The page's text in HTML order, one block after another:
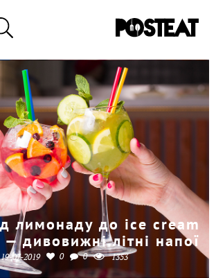
лимонаду до ice cream
дивовижні літні напої
19-07-2019 0 0 1353